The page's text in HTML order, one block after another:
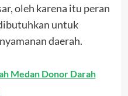
oleh karena itu peran
untuk
daerah.
Medan Donor Darah